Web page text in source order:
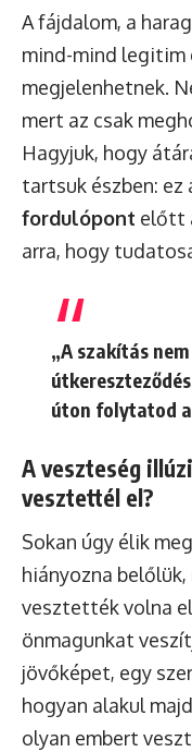
A fájdalom, a
mind-mind legitim
megjelenhetnek.
mert az csak
Hagyjuk, hogy
tartsuk észben: ez
fordulópont előtt
arra, hogy
„A szakítás
úton folytatod
A veszteség
vesztettél el?
Sokan úgy élik
hiányozna
vesztették volna
önmagunkat
jövőképet, egy
hogyan alakul
olyan embert